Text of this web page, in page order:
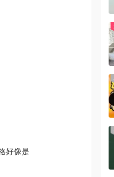
好像是